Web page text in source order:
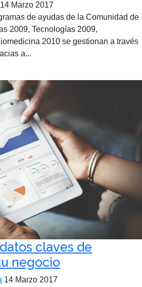
14 Marzo 2017
de ayudas de la Comunidad de
2009, Tecnologías 2009,
2010 se gestionan a través
a...
claves de
negocio
14 Marzo 2017